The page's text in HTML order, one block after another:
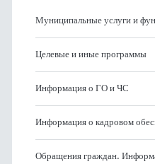
Муниципальные услуги и
Целевые и иные программы
Информация о ГО и ЧС
Информация о кадровом
Обращения граждан.